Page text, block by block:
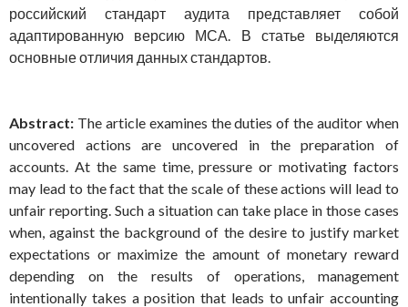
российский стандарт аудита представляет собой
адаптированную версию МСА. В статье выделяются
основные отличия данных стандартов.
Abstract: The article examines the duties of the auditor when
uncovered actions are uncovered in the preparation of
accounts. At the same time, pressure or motivating factors
may lead to the fact that the scale of these actions will lead to
unfair reporting. Such a situation can take place in those cases
when, against the background of the desire to justify market
expectations or maximize the amount of monetary reward
depending on the results of operations, management
intentionally takes a position that leads to unfair accounting